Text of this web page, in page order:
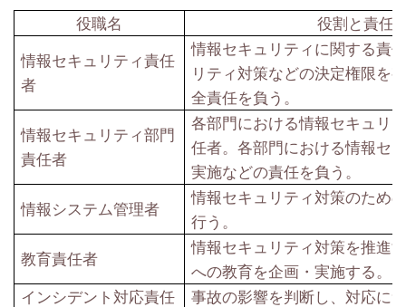
役職名
役割と責任
情報セキュリティ責任
者
情報セキュリティに関する責
リティ対策などの決定権限を
全責任を負う。
情報セキュリティ部門
責任者
各部門における情報セキュリ
任者。各部門における情報セ
実施などの責任を負う。
情報システム管理者
情報セキュリティ対策のため
行う。
教育責任者
情報セキュリティ対策を推進
への教育を企画・実施する。
インシデント対応責任
事故の影響を判断し、対応に